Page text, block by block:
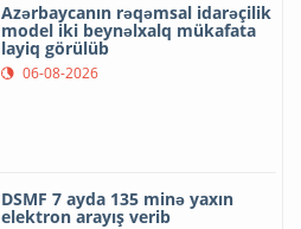
Azərbaycanın rəqəmsal idarəçilik
model iki beynəlxalq mükafata
layiq görülüb
06-08-2026
DSMF 7 ayda 135 minə yaxın
elektron arayış verib